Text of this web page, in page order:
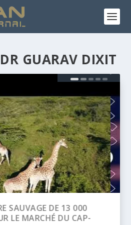
DR GUARAV DIXIT
DE DÉVELOPPEMENT
ANNUELLES 2026 :